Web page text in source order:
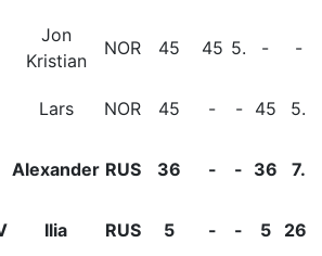
Jon
Kristian
NOR 45 45 5. - -
Lars NOR 45 - - 45 5.
Alexander RUS 36 - - 36 7.
Ilia RUS 5 - - 5 26.